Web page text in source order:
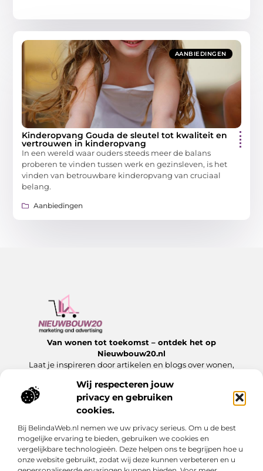
Wij respecteren jouw
privacy en gebruiken
cookies.
Bij BelindaWeb.nl nemen we uw privacy serieus. Om u de best
mogelijke ervaring te bieden, gebruiken we cookies en
vergelijkbare technologieën. Deze helpen ons te begrijpen hoe u
onze website gebruikt, zodat wij deze kunnen verbeteren en u
AANBIEDINGEN
Kinderopvang Gouda de sleutel tot kwaliteit en
vertrouwen in kinderopvang
In een wereld waar ouders steeds meer de balans
proberen te vinden tussen werk en gezinsleven, is het
vinden van betrouwbare kinderopvang van cruciaal
belang.
Aanbiedingen
Van wonen tot toekomst – ontdek het op
Nieuwbouw20.nl
Laat je inspireren door artikelen en blogs over wonen,
Onze informatie
Bericht categorie